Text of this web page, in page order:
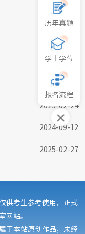
历年真题
学士学位
报名流程
2024-12-09
2024-12-08
2025-02-28
2025-02-24
2024-09-12
2025-02-27
供考生参考使用，正式
网站。
于本站原创作品，未经